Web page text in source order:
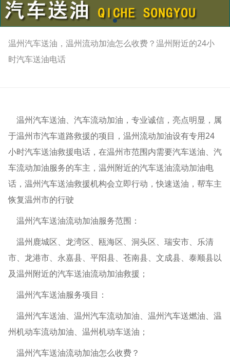
温州汽车送油，温州流动加油怎么收费？温州附近的24小
时汽车送油电话
温州汽车送油、汽车流动加油，专业诚信，亮点明显，属
于温州市汽车道路救援的项目，温州流动加油设有专用24
小时汽车送油救援电话，在温州市范围内需要汽车送油、汽
车流动加油服务的车主，温州附近的汽车送油流动加油电
话，温州汽车送油救援机构会立即行动，快速送油，帮车主
恢复温州市的行驶
温州汽车送油流动加油服务范围：
温州鹿城区、龙湾区、瓯海区、洞头区、瑞安市、乐清
市、龙港市、永嘉县、平阳县、苍南县、文成县、泰顺县以
及温州附近的汽车送油流动加油救援；
温州汽车送油服务项目：
温州汽车送油、温州汽车流动加油、温州汽车送燃油、温
州机动车流动加油、温州机动车送油；
温州汽车送油流动加油怎么收费？